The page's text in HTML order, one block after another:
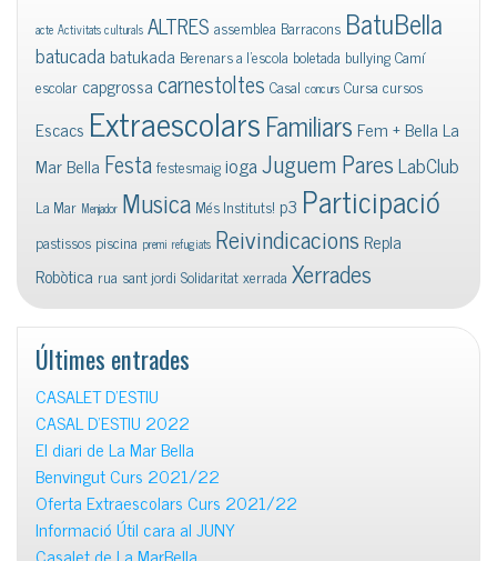
acte Activitats culturals ALTRES assemblea Barracons BatuBella
batucadabatukada Berenars a l'escola boletada bullyingCamí
escolar capgrossacarnestoltes Casal concurs Cursa cursos
Escacs ExtraescolarsFamiliars Fem + Bella La
Mar Bella FestafestesmaigiogaJuguem ParesLabClub
La Mar Menjador Musica Més Instituts! p3 Participació
pastissos piscina premi refugiats Reivindicacions Repla
Robòtica rua sant jordi Solidaritatxerrada Xerrades
Últimes entrades
CASALET D’ESTIU
CASAL D’ESTIU 2022
El diari de La Mar Bella
Benvingut Curs 2021/22
Oferta Extraescolars Curs 2021/22
Informació Útil cara al JUNY